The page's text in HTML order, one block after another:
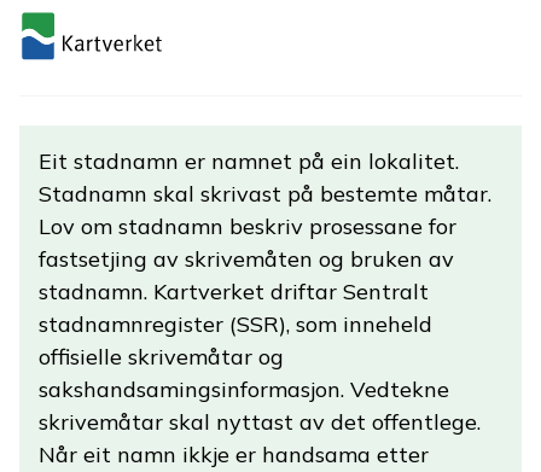
Eit stadnamn er namnet på ein lokalitet.
Stadnamn skal skrivast på bestemte måtar.
Lov om stadnamn beskriv prosessane for
fastsetjing av skrivemåten og bruken av
stadnamn. Kartverket driftar Sentralt
stadnamnregister (SSR), som inneheld
offisielle skrivemåtar og
sakshandsamingsinformasjon. Vedtekne
skrivemåtar skal nyttast av det offentlege.
Når eit namn ikkje er handsama etter